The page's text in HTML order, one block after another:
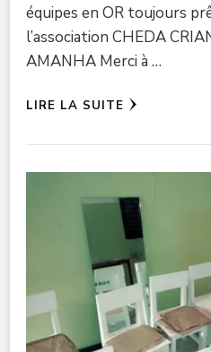
équipes en OR toujours
l’association CHEDA
AMANHA Merci à …
LIRE LA SUITE